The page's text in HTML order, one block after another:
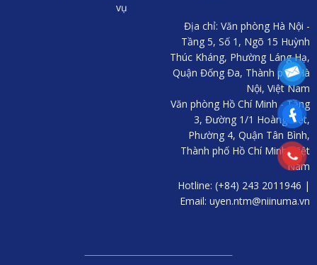
vụ
Địa chỉ: Văn phòng Hà Nội -
Tầng 5, Số 1, Ngõ 15 Huỳnh
Thúc Kháng, Phường Láng Hạ,
Quận Đống Đa, Thành phố Hà
Nội, Việt Nam
Văn phòng Hồ Chí Minh - Tầng
3, Đường 1/1 Hoàng Việt,
Phường 4, Quận Tân Bình,
Thành phố Hồ Chí Minh, Việt
Nam
Hotline: (+84) 243 2011946 |
Email: uyen.ntm@niinuma.vn